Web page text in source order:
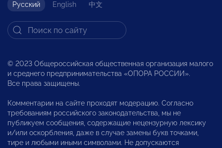
Русский English 中文
© 2023 Общероссийская общественная организация малого
и среднего предпринимательства «ОПОРА РОССИИ».
Все права защищены.
Комментарии на сайте проходят модерацию. Согласно
требованиям российского законодательства, мы не
публикуем сообщения, содержащие нецензурную лексику
и/или оскорбления, даже в случае замены букв точками,
тире и любыми иными символами. Не допускаются